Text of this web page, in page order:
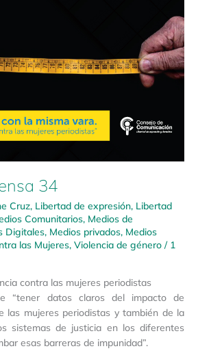
34
Cruz, Libertad de expresión, Libertad
Comunitarios, Medios de
Digitales, Medios privados, Medios
las Mujeres, Violencia de género / 1
contra las mujeres periodistas
“tener datos claros del impacto de
las mujeres periodistas y también de la
sistemas de justicia en los diferentes
esas barreras de impunidad”.